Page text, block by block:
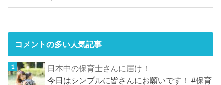
コメントの多い人気記事
日本中の保育士さんに届け！
今日はシンプルに皆さんにお願いです！ #保育